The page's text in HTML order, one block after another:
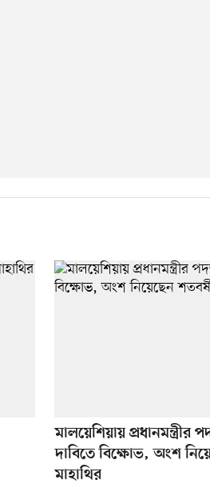
মালয়েশিয়ায় প্রধানমন্ত্রীর
দাবিতে বিক্ষোভ, অংশ
মাহাথির